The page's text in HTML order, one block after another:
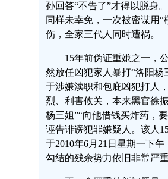
孙回答“不告了”才得以脱身
同样未幸免，一次被密谋用
伤，全家三代人同时遭
15年前伪证重嫌之一，
然放任凶犯家人暴打“洛阳杨
于涉嫌渎职和包庇凶犯打人
烈、利害攸关，本来黑官徐
杨三姐”“向他借钱买炸药，
诬告诽谤犯罪嫌疑人。该人
于2010年6月21日星期一下
勾结的残余势力依旧非常